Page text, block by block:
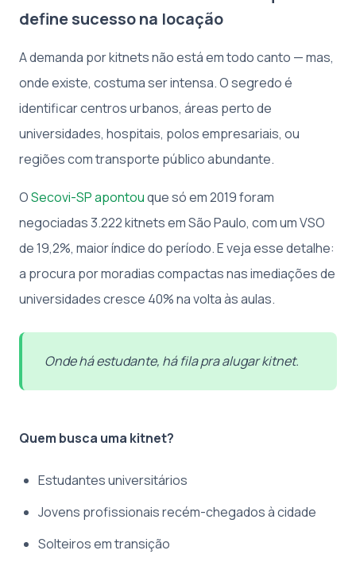
define sucesso na locação
A demanda por kitnets não está em todo canto — mas,
onde existe, costuma ser intensa. O segredo é
identificar centros urbanos, áreas perto de
universidades, hospitais, polos empresariais, ou
regiões com transporte público abundante.
OSecovi-SP apontouque só em 2019 foram
negociadas 3.222 kitnets em São Paulo, com um VSO
de 19,2%, maior índice do período. E veja esse detalhe:
a procura por moradias compactas nas imediações de
universidades cresce 40% na volta às aulas.
Onde há estudante, há fila pra alugar kitnet.
Quem busca uma kitnet?
Estudantes universitários
Jovens profissionais recém-chegados à cidade
Solteiros em transição